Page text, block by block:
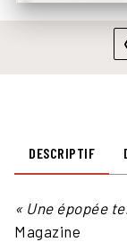
DESCRIPTIF
« Une épopée
Magazine